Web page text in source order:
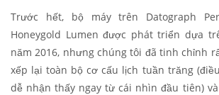
Trước hết, bộ máy trên Datograph
Honeygold Lumen được phát triển dựa
năm 2016, nhưng chúng tôi đã tinh chỉnh
xếp lại toàn bộ cơ cấu lịch tuần trăng
dễ nhận thấy ngay từ cái nhìn đầu tiên)